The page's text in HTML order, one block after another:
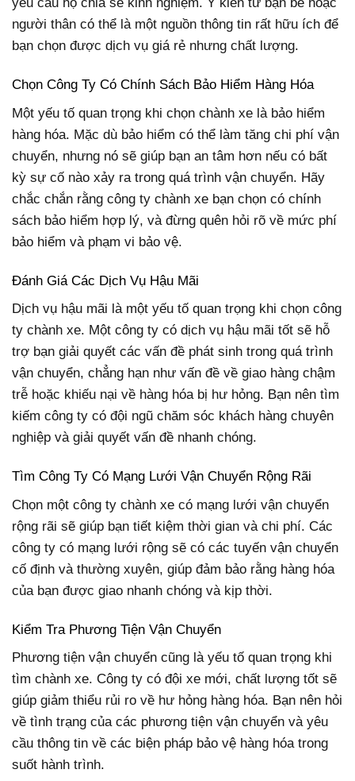
người thân có thể là một nguồn thông tin rất hữu ích để
bạn chọn được dịch vụ giá rẻ nhưng chất lượng.
Chọn Công Ty Có Chính Sách Bảo Hiểm Hàng Hóa
Một yếu tố quan trọng khi chọn chành xe là bảo hiểm
hàng hóa. Mặc dù bảo hiểm có thể làm tăng chi phí vận
chuyển, nhưng nó sẽ giúp bạn an tâm hơn nếu có bất
kỳ sự cố nào xảy ra trong quá trình vận chuyển. Hãy
chắc chắn rằng công ty chành xe bạn chọn có chính
sách bảo hiểm hợp lý, và đừng quên hỏi rõ về mức phí
bảo hiểm và phạm vi bảo vệ.
Đánh Giá Các Dịch Vụ Hậu Mãi
Dịch vụ hậu mãi là một yếu tố quan trọng khi chọn công
ty chành xe. Một công ty có dịch vụ hậu mãi tốt sẽ hỗ
trợ bạn giải quyết các vấn đề phát sinh trong quá trình
vận chuyển, chẳng hạn như vấn đề về giao hàng chậm
trễ hoặc khiếu nại về hàng hóa bị hư hỏng. Bạn nên tìm
kiếm công ty có đội ngũ chăm sóc khách hàng chuyên
nghiệp và giải quyết vấn đề nhanh chóng.
Tìm Công Ty Có Mạng Lưới Vận Chuyển Rộng Rãi
Chọn một công ty chành xe có mạng lưới vận chuyển
rộng rãi sẽ giúp bạn tiết kiệm thời gian và chi phí. Các
công ty có mạng lưới rộng sẽ có các tuyến vận chuyển
cố định và thường xuyên, giúp đảm bảo rằng hàng hóa
của bạn được giao nhanh chóng và kịp thời.
Kiểm Tra Phương Tiện Vận Chuyển
Phương tiện vận chuyển cũng là yếu tố quan trọng khi
tìm chành xe. Công ty có đội xe mới, chất lượng tốt sẽ
giúp giảm thiểu rủi ro về hư hỏng hàng hóa. Bạn nên hỏi
về tình trạng của các phương tiện vận chuyển và yêu
cầu thông tin về các biện pháp bảo vệ hàng hóa trong
suốt hành trình.